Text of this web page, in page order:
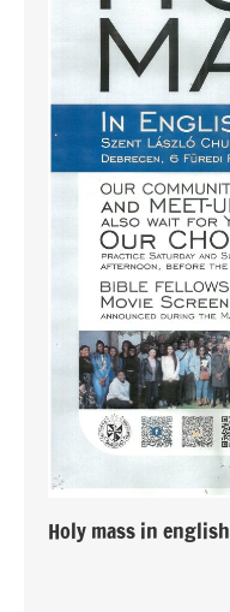
Holy mass in english